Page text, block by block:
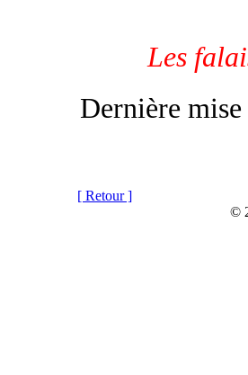
Les
Dernière
[ Retour ]
©